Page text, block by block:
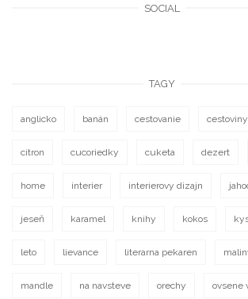
SOCIAL
TAGY
anglicko banán cestovanie cestoviny
citron cucoriedky cuketa dezert
home interier interierovy dizajn
jeseň karamel knihy kokos
leto lievance literarna pekaren
mandle na navsteve orechy ovsene